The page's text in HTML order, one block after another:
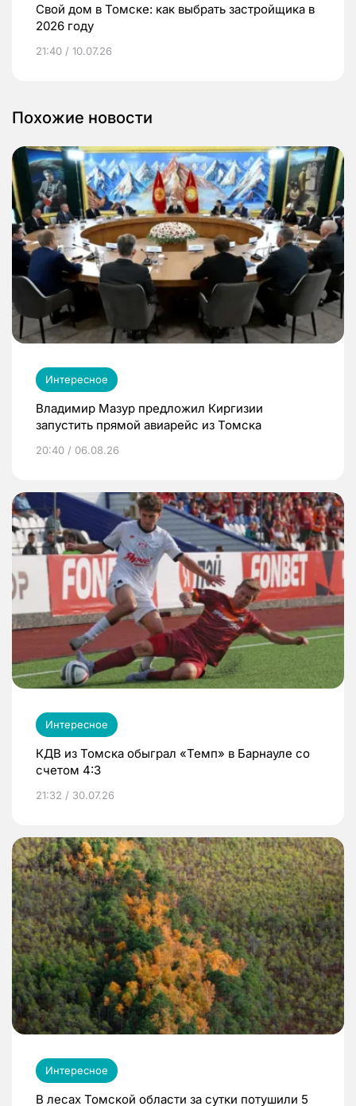
Свой дом в Томске: как выбрать застройщика в
2026 году
21:40 / 10.07.26
Похожие новости
Интересное
Владимир Мазур предложил Киргизии
запустить прямой авиарейс из Томска
20:40 / 06.08.26
Интересное
КДВ из Томска обыграл «Темп» в Барнауле со
счетом 4:3
21:32 / 30.07.26
Интересное
В лесах Томской области за сутки потушили 5